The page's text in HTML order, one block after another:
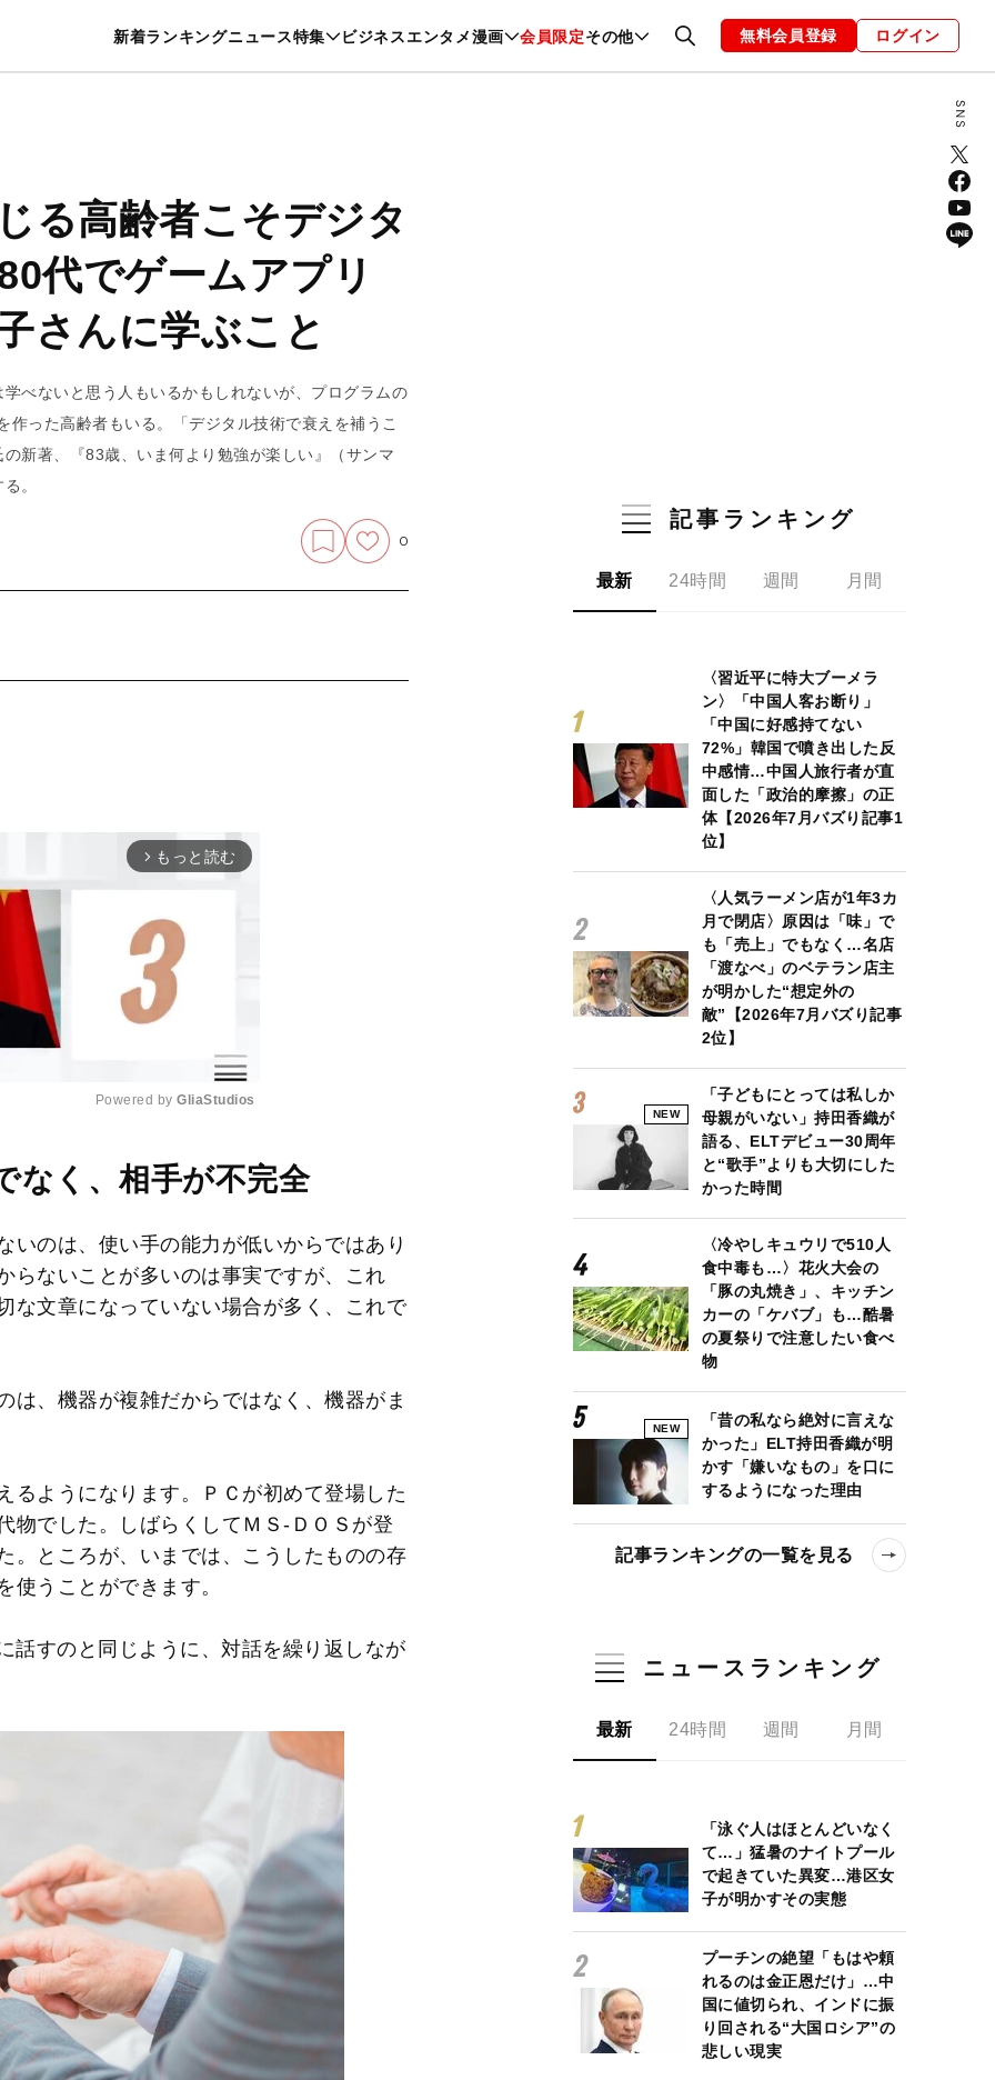
新着ランキングニュース特集 ビジネスエンタメ漫画 会員限定その他
暮らし スポーツ ヘルスケア 美容 グルメ ファッション 恋愛・結婚 編集部 お知らせ
無料会員登録 ログイン
る高齢者こそデジタ
代でゲームアプリ
さんに学ぶこと
べないと思う人もいるかもしれないが、プログラムの
った高齢者もいる。「デジタル技術で衰えを補うこ
新著、『83歳、いま何より勉強が楽しい』（サンマ
。
0
arrow_forward_ios もっと読む
M
u
e
Powered by GliaStudios
なく、相手が不完全
いのは、使い手の能力が低いからではあり
らないことが多いのは事実ですが、これ
な文章になっていない場合が多く、これで
は、機器が複雑だからではなく、機器がま
るようになります。ＰＣが初めて登場した
物でした。しばらくしてＭＳ‐ＤＯＳが登
。ところが、いまでは、こうしたものの存
使うことができます。
話すのと同じように、対話を繰り返しなが
記事ランキング
最新 24時間 週間 月間
〈習近平に特大ブーメラ
ン〉「中国人客お断り」
「中国に好感持てない
72%」韓国で噴き出した反
中感情…中国人旅行者が直
面した「政治的摩擦」の正
体【2026年7月バズり記事1
位】
〈人気ラーメン店が1年3カ
月で閉店〉原因は「味」で
も「売上」でもなく…名店
「渡なべ」のベテラン店主
が明かした“想定外の
敵”【2026年7月バズり記事
2位】
NEW
「子どもにとっては私しか
母親がいない」持田香織が
語る、ELTデビュー30周年
と“歌手”よりも大切にした
かった時間
〈冷やしキュウリで510人
食中毒も…〉花火大会の
「豚の丸焼き」、キッチン
カーの「ケバブ」も…酷暑
の夏祭りで注意したい食べ
物
NEW
「昔の私なら絶対に言えな
かった」ELT持田香織が明
かす「嫌いなもの」を口に
するようになった理由
記事ランキングの一覧を見る
ニュースランキング
最新 24時間 週間 月間
「泳ぐ人はほとんどいなく
て…」猛暑のナイトプール
で起きていた異変…港区女
子が明かすその実態
プーチンの絶望「もはや頼
れるのは金正恩だけ」…中
国に値切られ、インドに振
り回される“大国ロシア”の
悲しい現実